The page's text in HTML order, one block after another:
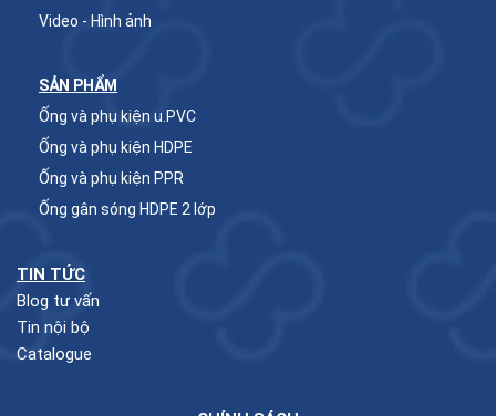
Video - Hình ảnh
SẢN PHẨM
Ống và phụ kiện u.PVC
Ống và phụ kiện HDPE
Ống và phụ kiện PPR
Ống gân sóng HDPE 2 lớp
TIN TỨC
Blog tư vấn
Tin nội bộ
Catalogue